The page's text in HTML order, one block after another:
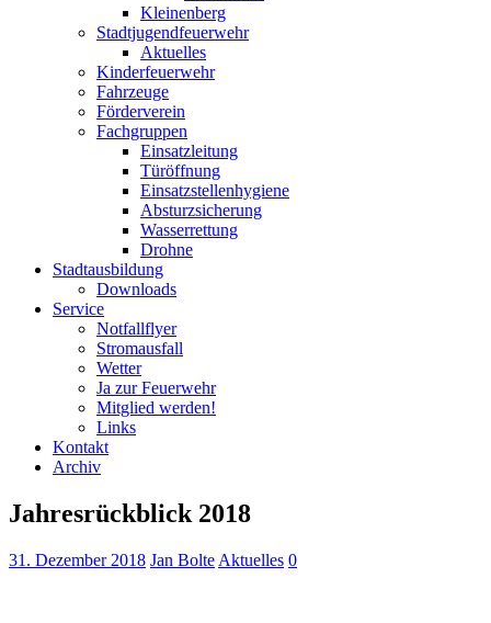
Kleinenberg
Stadtjugendfeuerwehr
Aktuelles
Kinderfeuerwehr
Fahrzeuge
Förderverein
Fachgruppen
Einsatzleitung
Türöffnung
Einsatzstellenhygiene
Absturzsicherung
Wasserrettung
Drohne
Stadtausbildung
Downloads
Service
Notfallflyer
Stromausfall
Wetter
Ja zur Feuerwehr
Mitglied werden!
Links
Kontakt
Archiv
Jahresrückblick 2018
31. Dezember 2018 Jan Bolte Aktuelles 0